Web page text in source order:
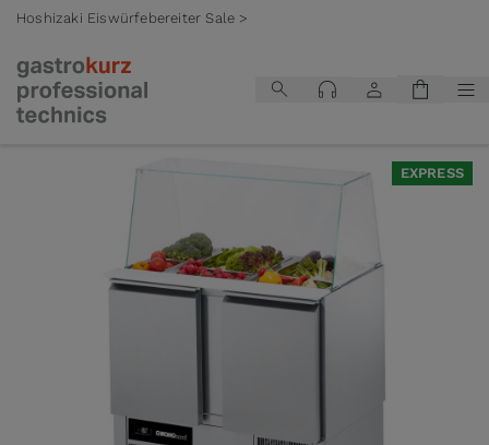
Hoshizaki Eiswürfebereiter Sale >
EXPRESS